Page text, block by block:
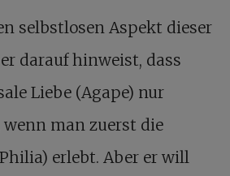
selbstlosen Aspekt dieser
darauf hinweist, dass
Liebe (Agape) nur
man zuerst die
erlebt. Aber er will